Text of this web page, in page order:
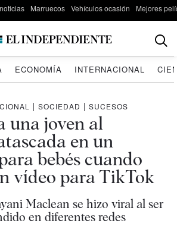
Marruecos Vehículos ocasión Mejores
ECONOMÍA INTERNACIONAL
| SOCIEDAD | SUCESOS
una joven al
en un
bebés cuando
vídeo para TikTok
Maclean se hizo viral al ser
en diferentes redes